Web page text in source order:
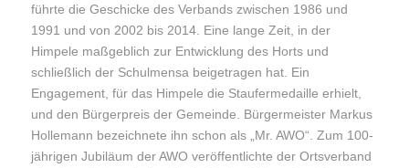
führte die Geschicke des Verbands zwischen 1986 und
1991 und von 2002 bis 2014. Eine lange Zeit, in der
Himpele maßgeblich zur Entwicklung des Horts und
schließlich der Schulmensa beigetragen hat. Ein
Engagement, für das Himpele die Staufermedaille erhielt,
und den Bürgerpreis der Gemeinde. Bürgermeister Markus
Hollemann bezeichnete ihn schon als „Mr. AWO“. Zum 100-
jährigen Jubiläum der AWO veröffentlichte der Ortsverband